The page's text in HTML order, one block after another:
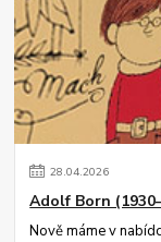
28.04.2026
Adolf Born
Nově máme v